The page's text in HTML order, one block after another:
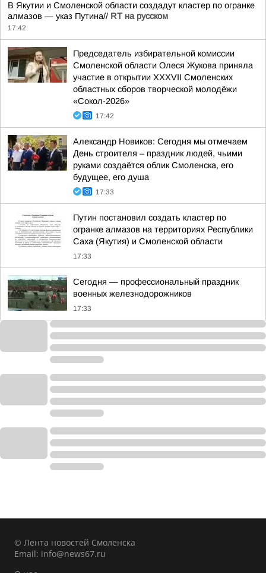
В Якутии и Смоленской области создадут кластер по огранке
алмазов — указ Путина// RT на русском
17:42
Председатель избирательной комиссии
Смоленской области Олеся Жукова приняла
участие в открытии XXXVII Смоленских
областных сборов творческой молодёжи
«Сокол-2026»
17:42
Александр Новиков: Сегодня мы отмечаем
День строителя – праздник людей, чьими
руками создаётся облик Смоленска, его
будущее, его душа
17:33
Путин постановил создать кластер по
огранке алмазов на территориях Республики
Саха (Якутия) и Смоленской области
17:33
Сегодня — профессиональный праздник
военных железнодорожников
17:33
© Лента новостей Смоленска
Email: info@news67.ru